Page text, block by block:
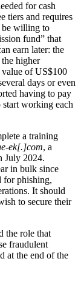
for cash
tiers and requires
be willing to
fund” that
earn later: the
higher
value of US$100
days or even
having to pay
working each
a training
ek[.]com, a
July 2024.
in bulk since
for phishing,
It should
to secure their
the role that
fraudulent
at the end of the